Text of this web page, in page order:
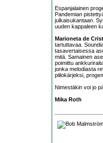
Espanjalainen
Pandemian
julkaisukantaan.
uuden kappaleen
Marioneta de
tartuttavaa.
tasavertaisessa
mitä. Samainen
poimittu
jonka melodiasta
piilokärjeksi,
Nimestäkin voi jo
Mika Roth